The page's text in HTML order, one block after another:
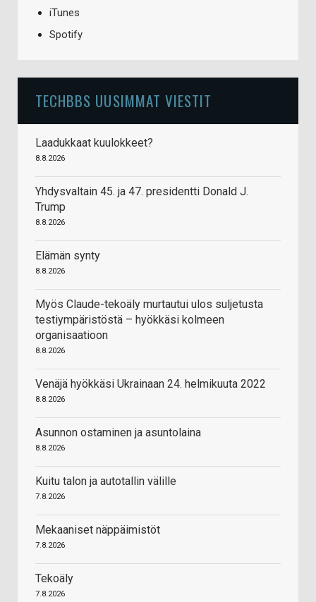
iTunes
Spotify
TECHBBS UUSIMMAT VIESTIT
Laadukkaat kuulokkeet?
8.8.2026
Yhdysvaltain 45. ja 47. presidentti Donald J.
Trump
8.8.2026
Elämän synty
8.8.2026
Myös Claude-tekoäly murtautui ulos suljetusta
testiympäristöstä – hyökkäsi kolmeen
organisaatioon
8.8.2026
Venäjä hyökkäsi Ukrainaan 24. helmikuuta 2022
8.8.2026
Asunnon ostaminen ja asuntolaina
8.8.2026
Kuitu talon ja autotallin välille
7.8.2026
Mekaaniset näppäimistöt
7.8.2026
Tekoäly
7.8.2026